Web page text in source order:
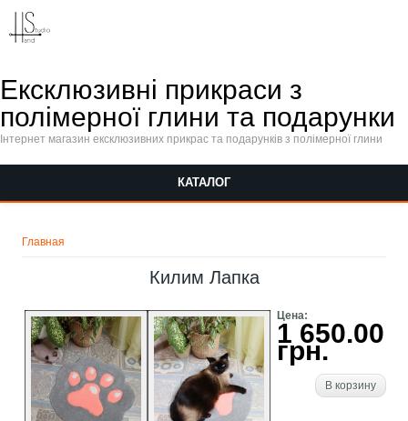
Ексклюзивні прикраси з
полімерної глини та подарунки
Інтернет магазин ексклюзивних прикрас та подарунків з полімерної глини
КАТАЛОГ
Главная
Килим Лапка
Цена:
1 650.00
грн.
В корзину